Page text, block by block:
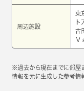
周辺施設
東
ト
古
Ｖ
※過去から現在までに部屋
情報を元に生成した参考情